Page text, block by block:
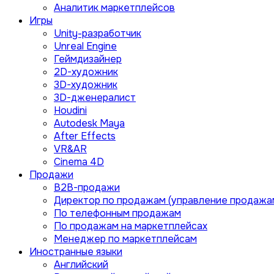
Аналитик маркетплейсов
Игры
Unity-разработчик
Unreal Engine
Геймдизайнер
2D-художник
3D-художник
3D-дженералист
Houdini
Autodesk Maya
After Effects
VR&AR
Cinema 4D
Продажи
B2B-продажи
Директор по продажам (управление
По телефонным продажам
По продажам на маркетплейсах
Менеджер по маркетплейсам
Иностранные языки
Английский